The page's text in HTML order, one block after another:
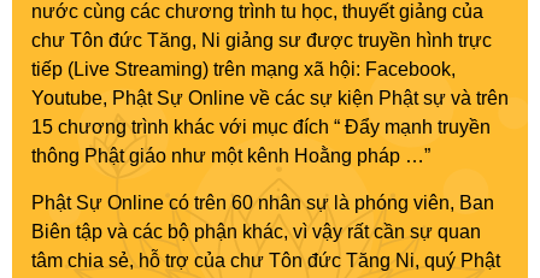
nước cùng các chương trình tu học, thuyết giảng của
chư Tôn đức Tăng, Ni giảng sư được truyền hình trực
tiếp (Live Streaming) trên mạng xã hội: Facebook,
Youtube, Phật Sự Online về các sự kiện Phật sự và trên
15 chương trình khác với mục đích “ Đẩy mạnh truyền
thông Phật giáo như một kênh Hoằng pháp …”
Phật Sự Online có trên 60 nhân sự là phóng viên, Ban
Biên tập và các bộ phận khác, vì vậy rất cần sự quan
tâm chia sẻ, hỗ trợ của chư Tôn đức Tăng Ni, quý Phật